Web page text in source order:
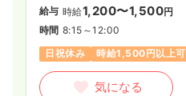
給与 時給1,200〜1,500円
時間 8:15～12:00
日祝休み
時給1,500円以上可
気になる